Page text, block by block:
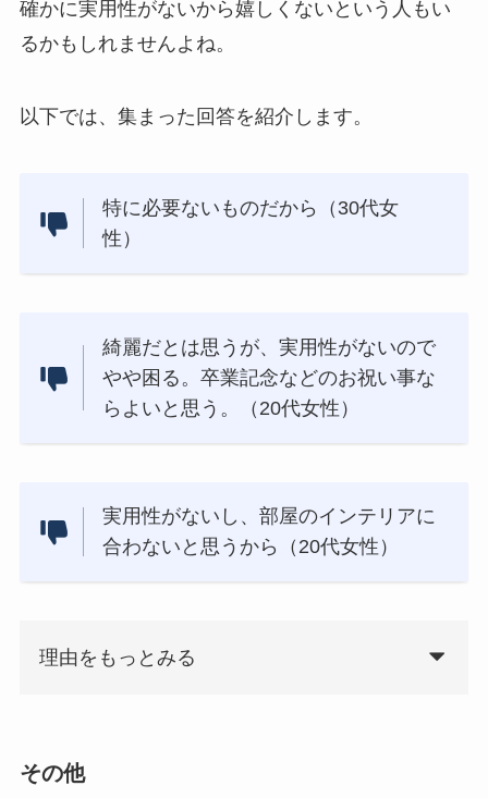
確かに実用性がないから嬉しくないという人もい
るかもしれませんよね。
以下では、集まった回答を紹介します。
特に必要ないものだから（30代女
性）
綺麗だとは思うが、実用性がないので
やや困る。卒業記念などのお祝い事な
らよいと思う。（20代女性）
実用性がないし、部屋のインテリアに
合わないと思うから（20代女性）
理由をもっとみる
その他